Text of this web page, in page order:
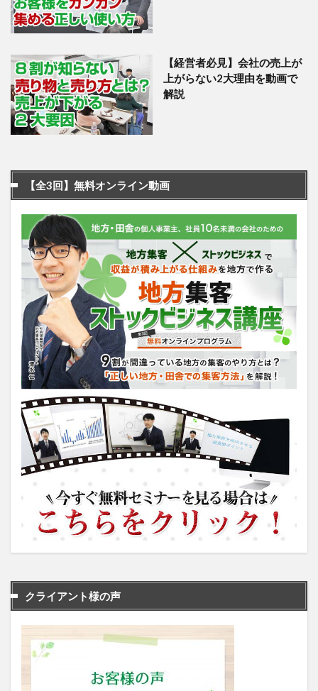
【経営者必見】会社の売上が
上がらない2大理由を動画で
解説
【全3回】無料オンライン動画
クライアント様の声